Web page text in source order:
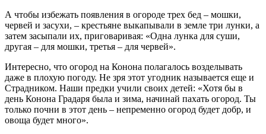
А чтобы избежать появления в огороде трех бед – мошки,
червей и засухи, – крестьяне выкапывали в земле три лунки, а
затем засыпали их, приговаривая: «Одна лунка для суши,
другая – для мошки, третья – для червей».
Интересно, что огород на Конона полагалось возделывать
даже в плохую погоду. Не зря этот угодник называется еще и
Страдником. Наши предки учили своих детей: «Хотя бы в
день Конона Градаря была и зима, начинай пахать огород. Ты
только почни в этот день – непременно огород будет добр, и
овоща будет много».